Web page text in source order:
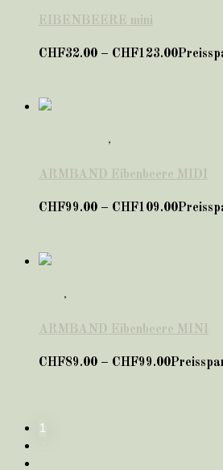
EIBENBEERE mini
CHF32.00 – CHF123.00
,
ARMBAND Eibenbeere MIDI
CHF99.00 – CHF109.00
,
ARMBAND Eibenbeere MINI
CHF89.00 – CHF99.00
1